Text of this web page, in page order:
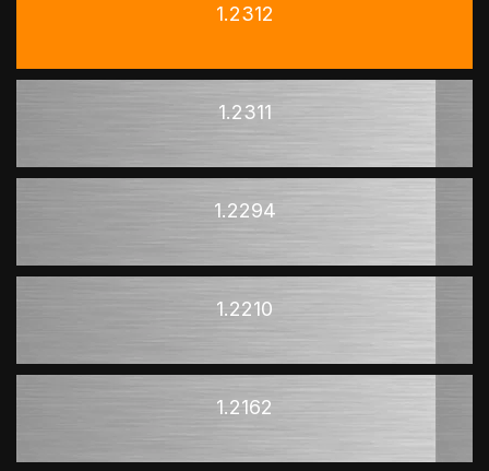
1.2312
1.2311
1.2294
1.2210
1.2162